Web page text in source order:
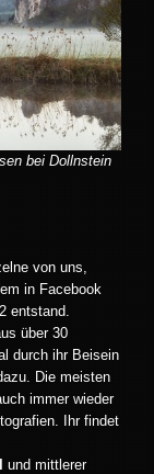
bei Dollnstein
von uns,
in Facebook
entstand.
über 30
durch ihr Beisein
Die meisten
immer wieder
Ihr findet
und mittlerer